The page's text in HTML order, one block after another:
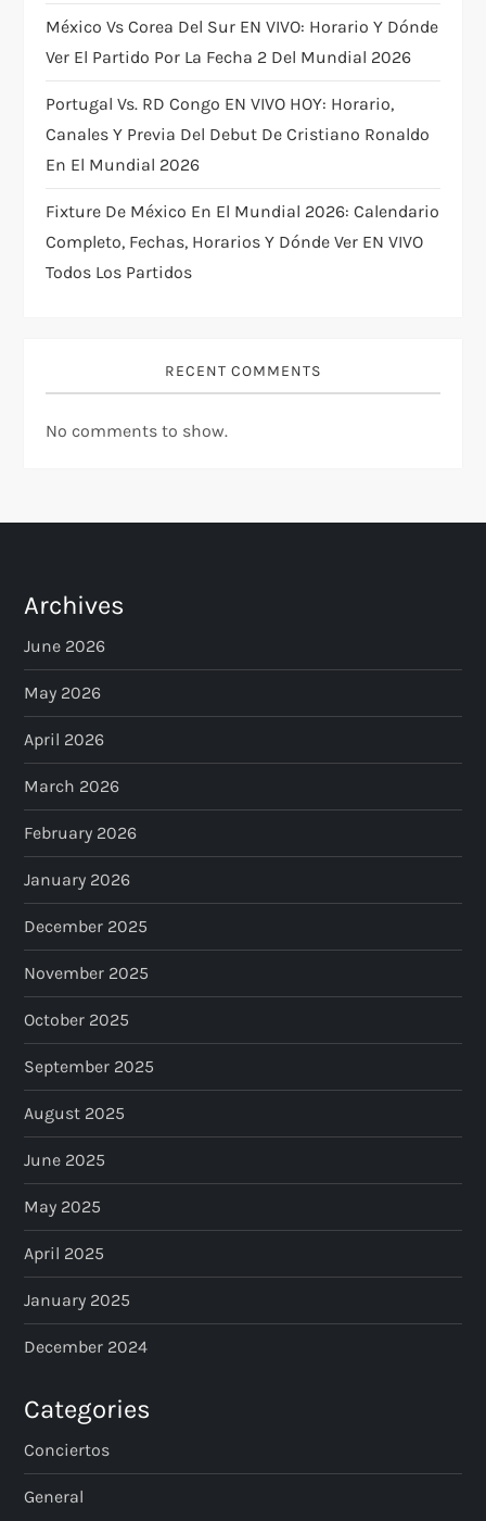
México Vs Corea Del Sur EN VIVO: Horario Y Dónde
Ver El Partido Por La Fecha 2 Del Mundial 2026
Portugal Vs. RD Congo EN VIVO HOY: Horario,
Canales Y Previa Del Debut De Cristiano Ronaldo
En El Mundial 2026
Fixture De México En El Mundial 2026: Calendario
Completo, Fechas, Horarios Y Dónde Ver EN VIVO
Todos Los Partidos
RECENT COMMENTS
No comments to show.
Archives
June 2026
May 2026
April 2026
March 2026
February 2026
January 2026
December 2025
November 2025
October 2025
September 2025
August 2025
June 2025
May 2025
April 2025
January 2025
December 2024
Categories
Conciertos
General